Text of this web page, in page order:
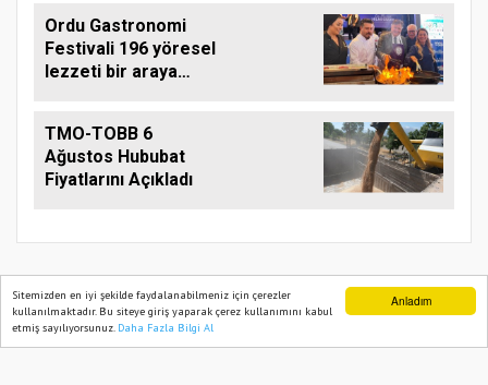
Anladım
Sitemizden en iyi şekilde faydalanabilmeniz için çerezler
kullanılmaktadır. Bu siteye giriş yaparak çerez kullanımını kabul
etmiş sayılıyorsunuz. Daha Fazla Bilgi Al
Ordu Gastronomi
Festivali 196 yöresel
lezzeti bir araya
TMO-TOBB 6
Ağustos Hububat
Fiyatlarını Açıkladı
TARIM PUSULASI
OnemsoftHaber Yazılımı
Ana Sayfa Web TV